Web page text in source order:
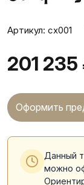
Артикул: сх001
201 235
Оформить
Данный
можно